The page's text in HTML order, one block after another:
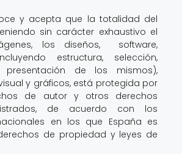
y acepta que la totalidad del
sin carácter exhaustivo el
los diseños, software,
estructura, selección,
presentación de los mismos),
y gráficos, está protegida por
de autor y otros derechos
de acuerdo con los
en los que España es
de propiedad y leyes de